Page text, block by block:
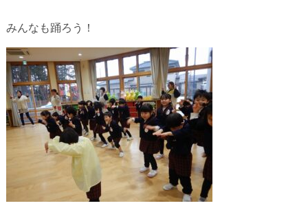
みんなも踊ろう！